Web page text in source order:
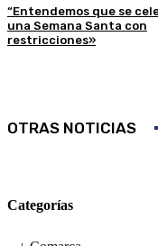
“Entendemos que se
una Semana Santa con
restricciones»
OTRAS NOTICIAS
Categorías